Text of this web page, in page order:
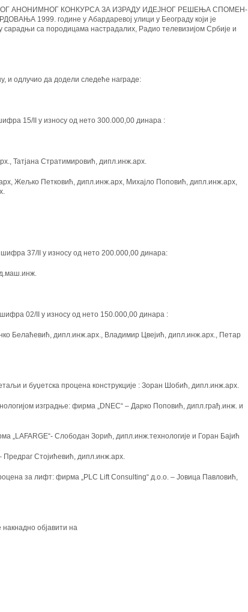
АНОНИМНОГ КОНКУРСА ЗА ИЗРАДУ ИДЕЈНОГ РЕШЕЊА СПОМЕН-
1999. године у Абардаревој улици у Београду који је
сарадњи са породицама настрадалих, Радио телевизијом Србије и
и одлучио да додели следеће награде:
15/II у износу од нето 300.000,00 динара :
Татјана Стратимировић, дипл.инж.арх.
Жељко Петковић, дипл.инж.арх, Михајло Поповић, дипл.инж.арх,
37/II у износу од нето 200.000,00 динара:
02/II у износу од нето 150.000,00 динара :
Белаћевић, дипл.инж.арх., Владимир Цвејић, дипл.инж.арх., Петар
и буџетска процена конструкције : Зоран Шобић, дипл.инж.арх.
изградње: фирма „DNEC“ – Дарко Поповић, дипл.грађ.инж. и
„LAFARGE“- Слободан Зорић, дипл.инж.технологије и Горан Бајић
Стојићевић, дипл.инж.арх.
за лифт: фирма „PLC Lift Consulting“ д.о.о. – Јовица Павловић,
објавити на